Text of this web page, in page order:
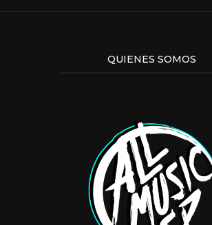
QUIENES SOMOS